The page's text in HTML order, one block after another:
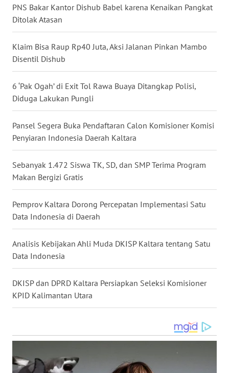
PNS Bakar Kantor Dishub Babel karena Kenaikan Pangkat
Ditolak Atasan
Klaim Bisa Raup Rp40 Juta, Aksi Jalanan Pinkan Mambo
Disentil Dishub
6 ‘Pak Ogah’ di Exit Tol Rawa Buaya Ditangkap Polisi,
Diduga Lakukan Pungli
Pansel Segera Buka Pendaftaran Calon Komisioner Komisi
Penyiaran Indonesia Daerah Kaltara
Sebanyak 1.472 Siswa TK, SD, dan SMP Terima Program
Makan Bergizi Gratis
Pemprov Kaltara Dorong Percepatan Implementasi Satu
Data Indonesia di Daerah
Analisis Kebijakan Ahli Muda DKISP Kaltara tentang Satu
Data Indonesia
DKISP dan DPRD Kaltara Persiapkan Seleksi Komisioner
KPID Kalimantan Utara
WN
KALTARA
WN
WN
WN
SULSEL
WN
GORONTALO
WN
SULUT
WN
MALUKU
WN
MALUT
DAIRI
WN